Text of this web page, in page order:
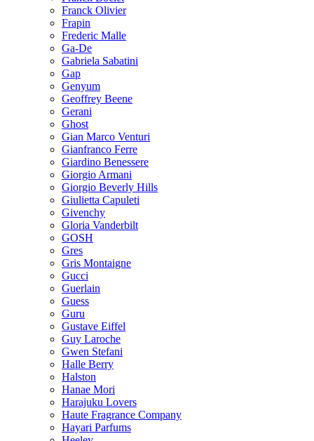
Franck Olivier
Frapin
Frederic Malle
Ga-De
Gabriela Sabatini
Gap
Genyum
Geoffrey Beene
Gerani
Ghost
Gian Marco Venturi
Gianfranco Ferre
Giardino Benessere
Giorgio Armani
Giorgio Beverly Hills
Giulietta Capuleti
Givenchy
Gloria Vanderbilt
GOSH
Gres
Gris Montaigne
Gucci
Guerlain
Guess
Guru
Gustave Eiffel
Guy Laroche
Gwen Stefani
Halle Berry
Halston
Hanae Mori
Harajuku Lovers
Haute Fragrance Company
Hayari Parfums